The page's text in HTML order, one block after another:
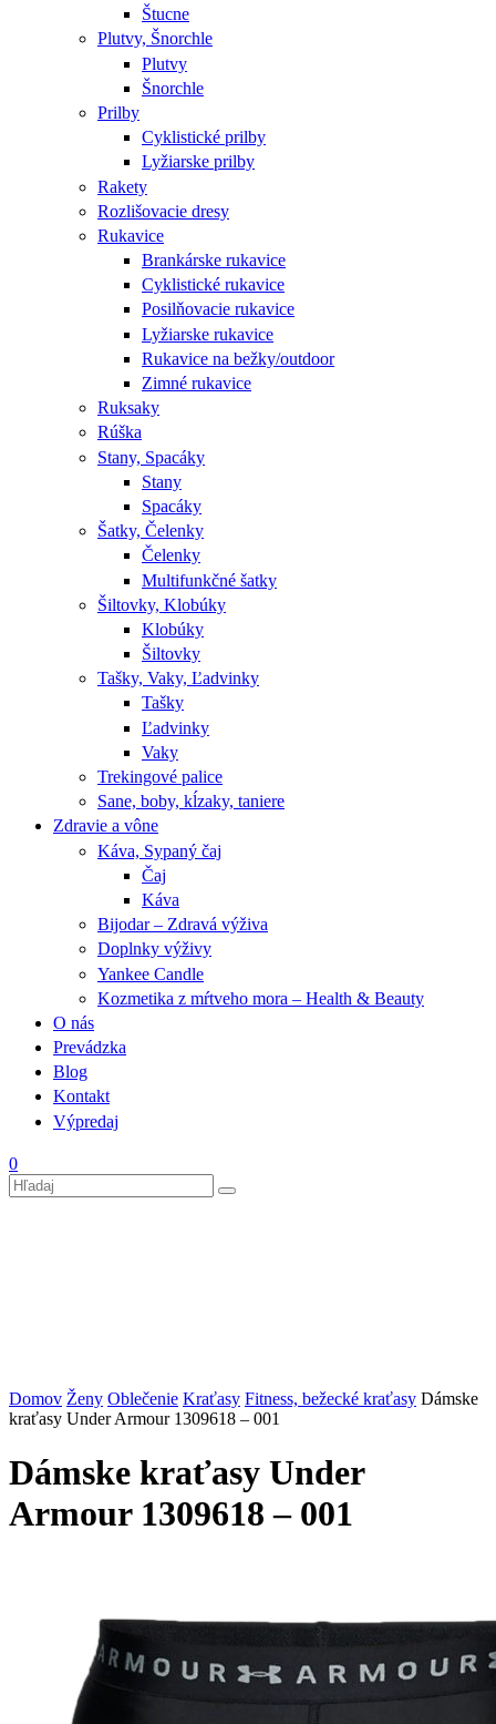
Štucne
Plutvy, Šnorchle
Plutvy
Šnorchle
Prilby
Cyklistické prilby
Lyžiarske prilby
Rakety
Rozlišovacie dresy
Rukavice
Brankárske rukavice
Cyklistické rukavice
Posilňovacie rukavice
Lyžiarske rukavice
Rukavice na bežky/outdoor
Zimné rukavice
Ruksaky
Rúška
Stany, Spacáky
Stany
Spacáky
Šatky, Čelenky
Čelenky
Multifunkčné šatky
Šiltovky, Klobúky
Klobúky
Šiltovky
Tašky, Vaky, Ľadvinky
Tašky
Ľadvinky
Vaky
Trekingové palice
Sane, boby, kĺzaky, taniere
Zdravie a vône
Káva, Sypaný čaj
Čaj
Káva
Bijodar – Zdravá výživa
Doplnky výživy
Yankee Candle
Kozmetika z mŕtveho mora – Health & Beauty
O nás
Prevádzka
Blog
Kontakt
Výpredaj
0
Domov Ženy Oblečenie Kraťasy Fitness, bežecké kraťasy Dámske
kraťasy Under Armour 1309618 – 001
Dámske kraťasy Under
Armour 1309618 – 001